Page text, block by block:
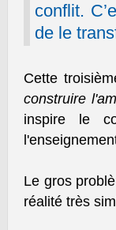
conflit.
de le
Cette
construire
inspire le
Le gros
réalité très